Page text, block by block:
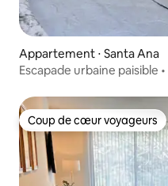
Appartement ⋅ Santa Ana
Escapade urbaine paisible
Coup de cœur voyageurs
Coup de cœur voyageurs